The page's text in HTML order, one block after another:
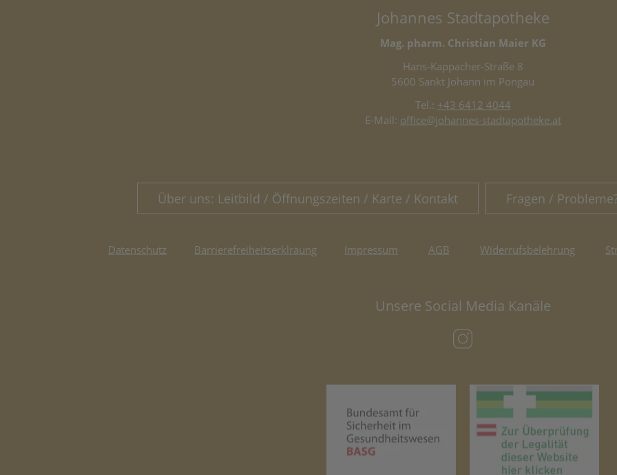
Johannes Stadtapotheke
Mag. pharm. Christian Maier KG
Hans-Kappacher-Straße 8
5600 Sankt Johann im Pongau
Tel.: +43 6412 4044
E-Mail: office@johannes-stadtapotheke.at
Über uns: Leitbild / Öffnungszeiten / Karte / Kontakt Fragen /
Datenschutz Barrierefreiheitserklräung Impressum AGB Widerrufsbelehrung
Unsere Social Media Kanäle
(öffnet in neuem Tab)